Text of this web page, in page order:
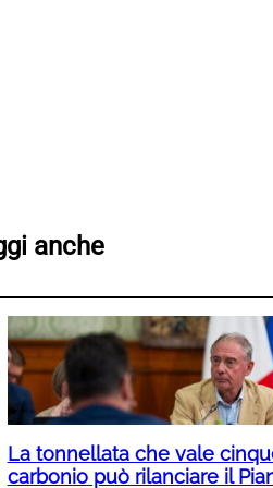
anche
La tonnellata che vale
carbonio può rilanciare il